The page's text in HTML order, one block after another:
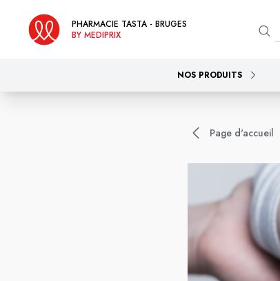
PHARMACIE TASTA - BRUGES
BY MEDIPRIX
NOS PRODUITS
Page d'accueil